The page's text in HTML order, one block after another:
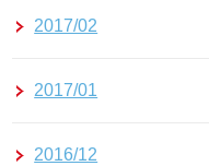
2017/02
2017/01
2016/12